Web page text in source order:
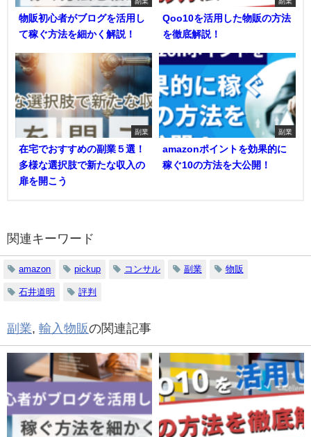
物販初心者がブログを活用し
て稼ぐ方法を細かく解説！
Qoo10を活用した物販の方法
を徹底解説！
副業
在宅でおすすめの副業５選！
多様な選択肢で新たな収入の
扉を開こう
副業
amazonポイントを効果的に
稼ぐ10の方法を大公開！
関連キーワード
amazon pickup コンサル 副業 物販
石井道明 評判
副業, 輸入物販の関連記事